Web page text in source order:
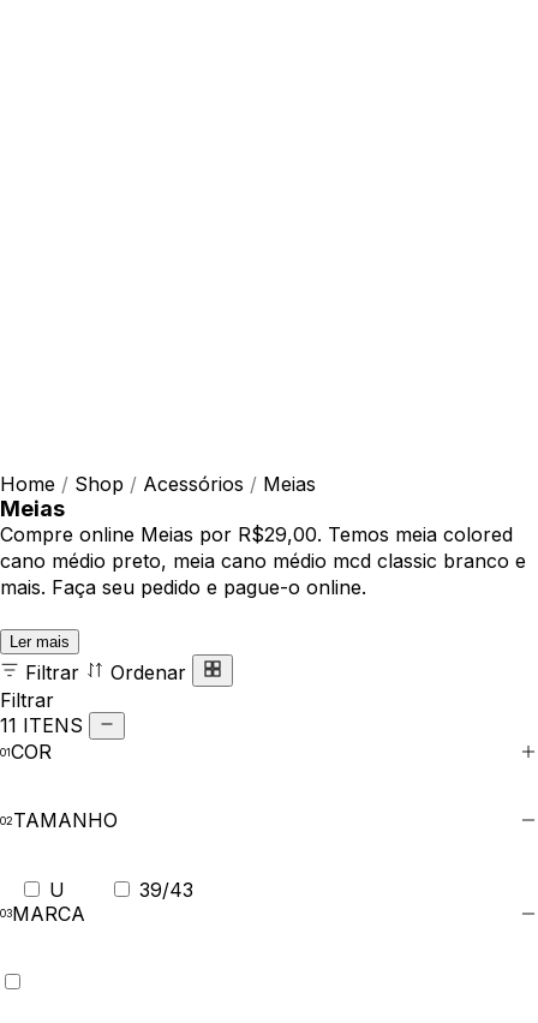
Home / Shop / Acessórios / Meias
Meias
Compre online Meias por R$29,00. Temos meia colored
cano médio preto, meia cano médio mcd classic branco e
mais. Faça seu pedido e pague-o online.
Ler mais
Filtrar
Ordenar
Filtrar
11 ITENS
COR
TAMANHO
U
39/43
MARCA